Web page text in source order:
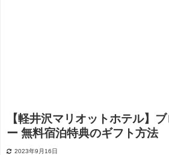
【軽井沢マリオットホテル】
ー 無料宿泊特典のギフト方法
2023年9月16日